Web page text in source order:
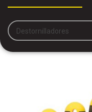
Destornilladores